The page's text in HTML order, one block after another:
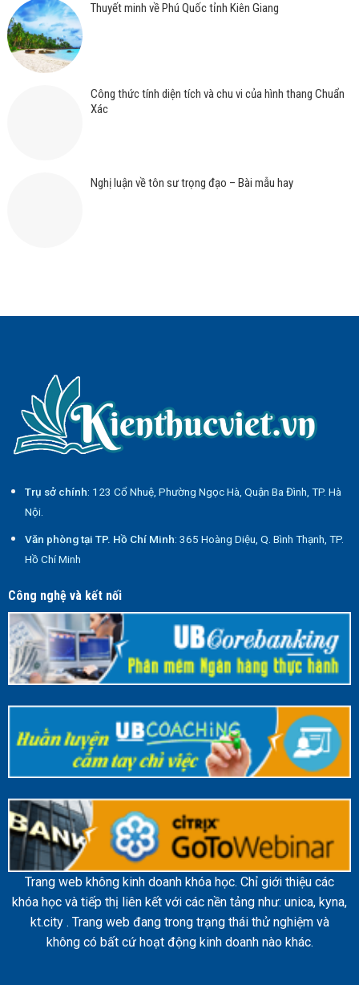
Thuyết minh về Phú Quốc tỉnh Kiên Giang
Công thức tính diện tích và chu vi của hình thang Chuẩn
Xác
Nghị luận về tôn sư trọng đạo – Bài mẫu hay
Trụ sở chính: 123 Cổ Nhuệ, Phường Ngọc Hà, Quận Ba Đình, TP. Hà
Nội.
Văn phòng tại TP. Hồ Chí Minh: 365 Hoàng Diệu, Q. Bình Thạnh, TP.
Hồ Chí Minh
Công nghệ và kết nối
Trang web không kinh doanh khóa học. Chỉ giới thiệu các
khóa học và tiếp thị liên kết với các nền tảng như: unica, kyna,
kt.city . Trang web đang trong trạng thái thử nghiệm và
không có bất cứ hoạt động kinh doanh nào khác.